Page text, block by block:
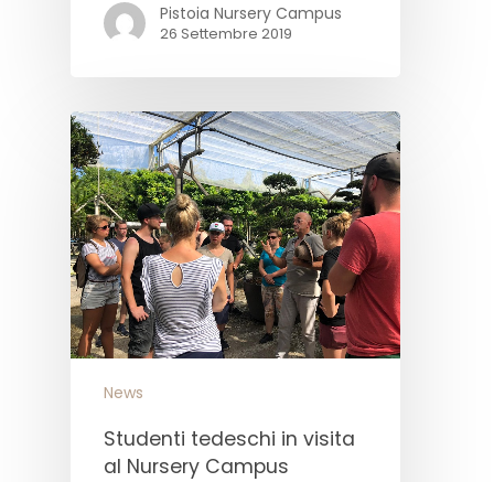
Pistoia Nursery Campus
26 Settembre 2019
News
Studenti tedeschi in visita
al Nursery Campus